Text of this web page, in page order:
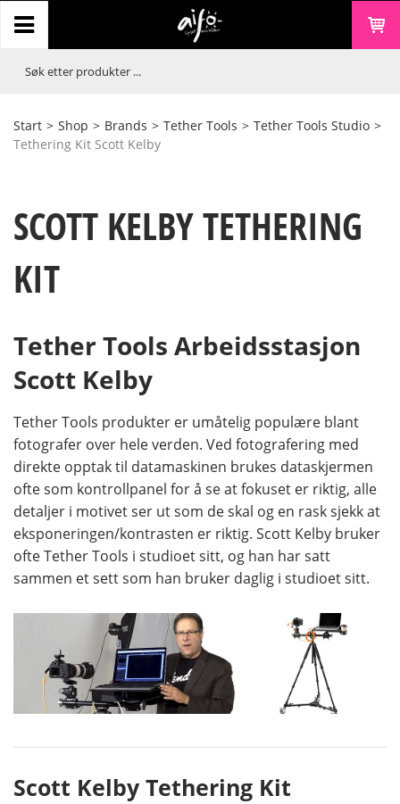
Start > Shop > Brands > Tether Tools > Tether Tools Studio >
Tethering Kit Scott Kelby
SCOTT KELBY TETHERING
KIT
Tether Tools Arbeidsstasjon
Scott Kelby
Tether Tools produkter er umåtelig populære blant
fotografer over hele verden. Ved fotografering med
direkte opptak til datamaskinen brukes dataskjermen
ofte som kontrollpanel for å se at fokuset er riktig, alle
detaljer i motivet ser ut som de skal og en rask sjekk at
eksponeringen/kontrasten er riktig. Scott Kelby bruker
ofte Tether Tools i studioet sitt, og han har satt
sammen et sett som han bruker daglig i studioet sitt.
Scott Kelby Tethering Kit